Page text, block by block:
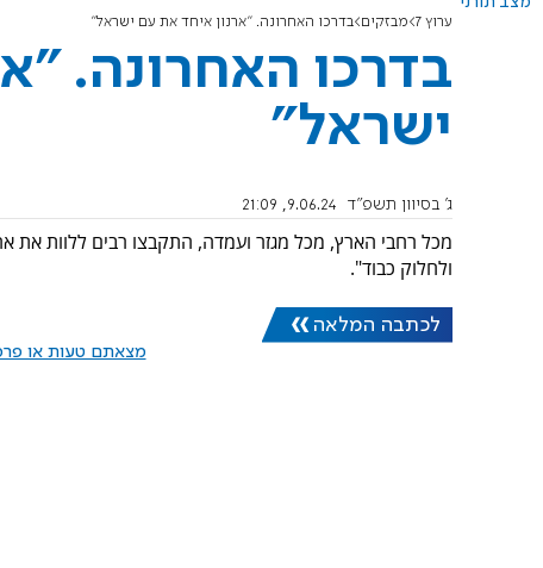
ערוץ 7 מבזקים בדרכו האחרונה. "ארנון איחד את עם ישראל"
בדרכו האחרונה.
ישראל"
ג' בסיוון תשפ"ד 9.06.24, 21:09
מכל רחבי הארץ, מכל מגזר ועמדה, התקבצו רבים ללוות את
ולחלוק כבוד".
לכתבה המלאה
מצאתם טעות או